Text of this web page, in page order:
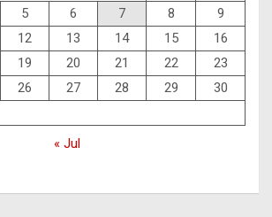
5 6 7 8
9
12 13 14 15
16
19 20 21 22
23
26 27 28 29
30
« Jul